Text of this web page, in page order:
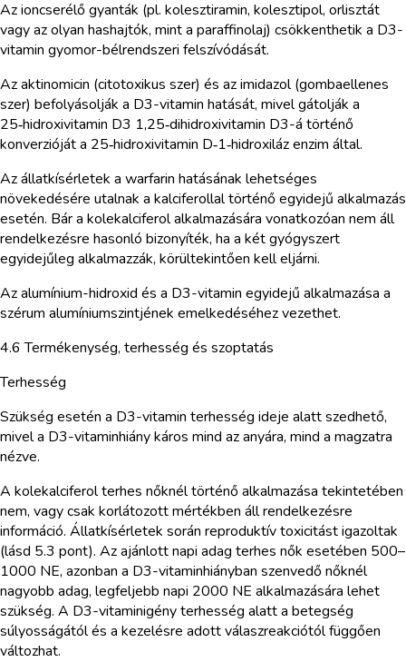
Az ioncserélő gyanták (pl. kolesztiramin, kolesztipol, orlisztát
vagy az olyan hashajtók, mint a paraffinolaj) csökkenthetik a D3-
vitamin gyomor-bélrendszeri felszívódását.
Az aktinomicin (citotoxikus szer) és az imidazol (gombaellenes
szer) befolyásolják a D3-vitamin hatását, mivel gátolják a
25‑hidroxivitamin D3 1,25‑dihidroxivitamin D3-á történő
konverzióját a 25‑hidroxivitamin D‑1‑hidroxiláz enzim által.
Az állatkísérletek a warfarin hatásának lehetséges
növekedésére utalnak a kalciferollal történő egyidejű alkalmazás
esetén. Bár a kolekalciferol alkalmazására vonatkozóan nem áll
rendelkezésre hasonló bizonyíték, ha a két gyógyszert
egyidejűleg alkalmazzák, körültekintően kell eljárni.
Az alumínium-hidroxid és a D3-vitamin egyidejű alkalmazása a
szérum alumíniumszintjének emelkedéséhez vezethet.
4.6 Termékenység, terhesség és szoptatás
Terhesség
Szükség esetén a D3-vitamin terhesség ideje alatt szedhető,
mivel a D3-vitaminhiány káros mind az anyára, mind a magzatra
nézve.
A kolekalciferol terhes nőknél történő alkalmazása tekintetében
nem, vagy csak korlátozott mértékben áll rendelkezésre
információ. Állatkísérletek során reproduktív toxicitást igazoltak
(lásd 5.3 pont). Az ajánlott napi adag terhes nők esetében 500–
1000 NE, azonban a D3-vitaminhiányban szenvedő nőknél
nagyobb adag, legfeljebb napi 2000 NE alkalmazására lehet
szükség. A D3-vitaminigény terhesség alatt a betegség
súlyosságától és a kezelésre adott válaszreakciótól függően
változhat.